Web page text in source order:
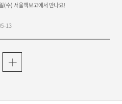
(수) 서울책보고에서 만나요!
13